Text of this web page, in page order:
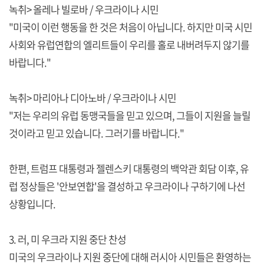
녹취> 올레나 빌로바 / 우크라이나 시민
"미국이 이런 행동을 한 것은 처음이 아닙니다. 하지만 미국 시민
사회와 유럽연합의 엘리트들이 우리를 홀로 내버려두지 않기를
바랍니다."
녹취> 마리아나 디아노바 / 우크라이나 시민
"저는 우리의 유럽 동맹국들을 믿고 있으며, 그들이 지원을 늘릴
것이라고 믿고 있습니다. 그러기를 바랍니다."
한편, 트럼프 대통령과 젤렌스키 대통령의 백악관 회담 이후, 유
럽 정상들은 '안보연합'을 결성하고 우크라이나 구하기에 나선
상황입니다.
3. 러, 미 우크라 지원 중단 찬성
미국의 우크라이나 지원 중단에 대해 러시아 시민들은 환영하는